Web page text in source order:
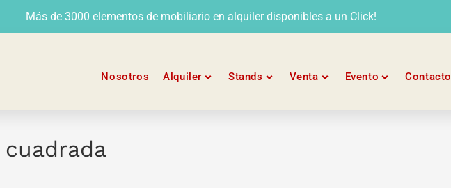
Más de 3000 elementos de mobiliario en alquiler disponibles a un Click!
Nosotros Alquiler Stands Venta Evento Contacto